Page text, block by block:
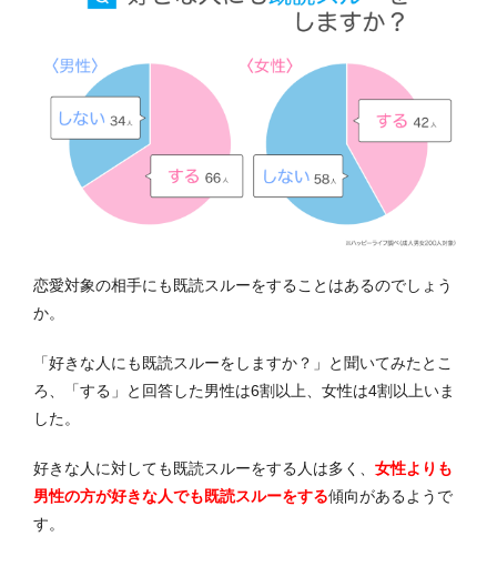
恋愛対象の相手にも既読スルーをすることはあるのでしょう
か。
「好きな人にも既読スルーをしますか？」と聞いてみたとこ
ろ、「する」と回答した男性は6割以上、女性は4割以上いま
した。
好きな人に対しても既読スルーをする人は多く、 女性よりも
男性の方が好きな人でも既読スルーをする傾向があるようで
す。